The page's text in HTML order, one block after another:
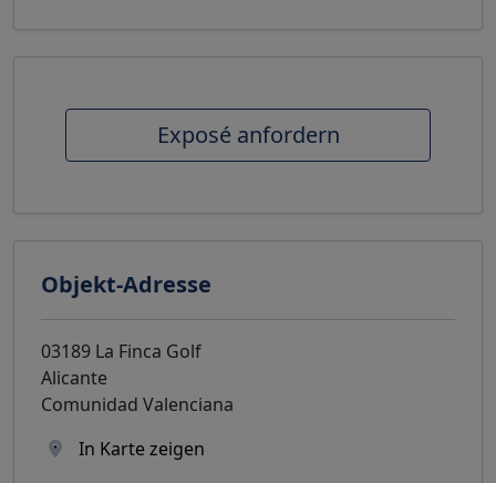
Exposé anfordern
Objekt-Adresse
03189 La Finca Golf
Alicante
Comunidad Valenciana
In Karte zeigen